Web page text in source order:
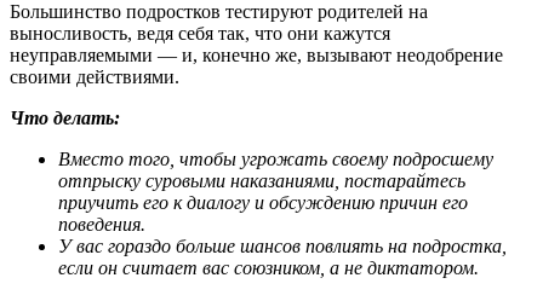
Большинство подростков тестируют родителей на
выносливость, ведя себя так, что они кажутся
неуправляемыми — и, конечно же, вызывают неодобрение
своими действиями.
Что делать:
Вместо того, чтобы угрожать своему подросшему
отпрыску суровыми наказаниями, постарайтесь
приучить его к диалогу и обсуждению причин его
поведения.
У вас гораздо больше шансов повлиять на подростка,
если он считает вас союзником, а не диктатором.